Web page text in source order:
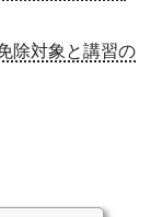
除対象と講習の